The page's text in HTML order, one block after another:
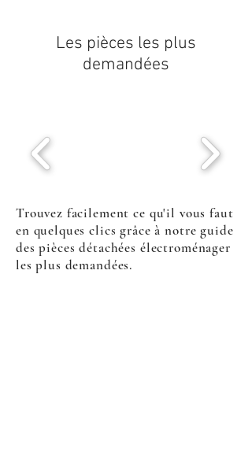
Les pièces les plus
demandées
Trouvez facilement ce qu'il vous faut
en quelques clics grâce à notre guide
des pièces détachées électroménager
les plus demandées.